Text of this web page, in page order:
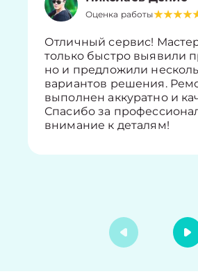
Оценка работы
Отличный сервис!
только быстро выявили
но и предложили
вариантов решения.
выполнен аккуратно и
Спасибо за
внимание к деталям!